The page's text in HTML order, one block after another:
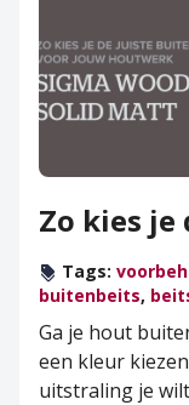
Zo kies
Tags:
buitenbeits,
Ga je hout
een kleur
uitstraling je